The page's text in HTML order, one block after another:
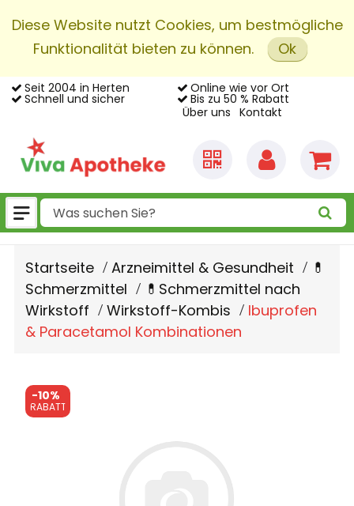
Diese Website nutzt Cookies, um bestmögliche
Funktionalität bieten zu können.
Ok
Seit 2004 in Herten Online wie vor Ort
Schnell und sicher
Bis zu 50 % Rabatt
Über uns Kontakt
Startseite Arzneimittel & Gesundheit
💊
Schmerzmittel
💊Schmerzmittel nach
Wirkstoff
Wirkstoff-Kombis
Ibuprofen
& Paracetamol Kombinationen
-10%
RABATT